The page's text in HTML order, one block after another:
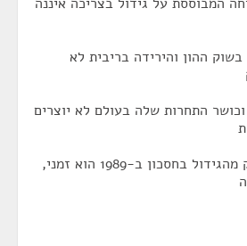
ההון והירידה בריבית לא
התחרות שלה בעולם לא יוצרים
יתר על כן, מכיוון שחלק מהגידול בחסכון ב-1989 הוא זמני,